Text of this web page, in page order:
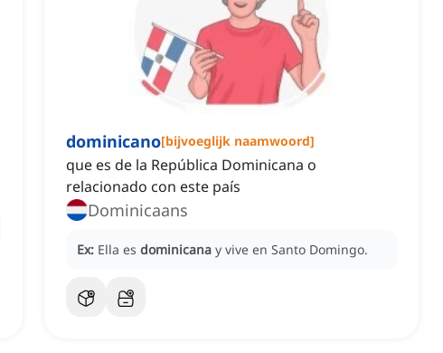
dominicano[bijvoeglijk naamwoord]
que es de la República Dominicana o
relacionado con este país
Dominicaans
Ex: Ella es dominicana y vive en Santo Domingo.